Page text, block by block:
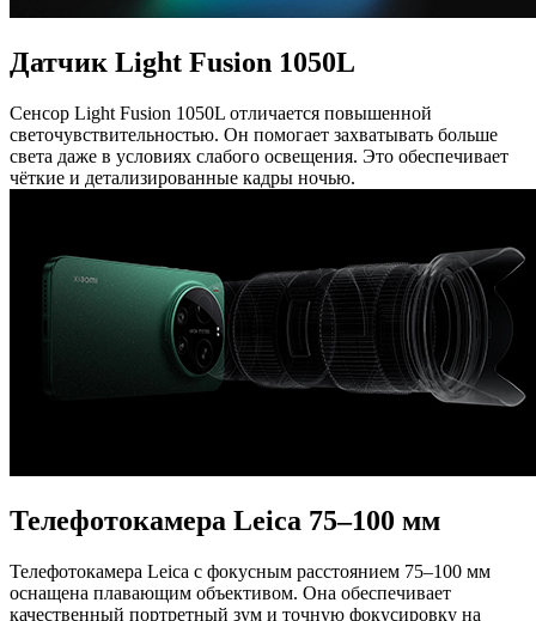
Датчик Light Fusion 1050L
Сенсор Light Fusion 1050L отличается повышенной
светочувствительностью. Он помогает захватывать больше
света даже в условиях слабого освещения. Это обеспечивает
чёткие и детализированные кадры ночью.
Телефотокамера Leica 75–100 мм
Телефотокамера Leica с фокусным расстоянием 75–100 мм
оснащена плавающим объективом. Она обеспечивает
качественный портретный зум и точную фокусировку на